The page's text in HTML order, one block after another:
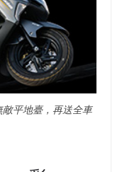
敵平地臺，再送全車